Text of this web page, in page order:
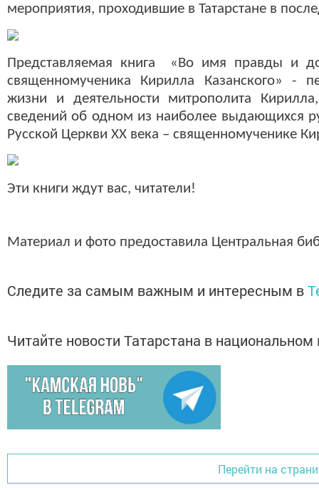
мероприятия, проходившие в Татарстане в
Представляемая книга «Во имя правды и
священномученика Кирилла Казанского» -
жизни и деятельности митрополита
сведений об одном из наиболее выдающихся
Русской Церкви ХХ века – священномученике
Эти книги ждут вас, читатели!
Материал и фото предоставила Центральная
Следите за самым важным и интересным в
Читайте новости Татарстана в
Перейти на